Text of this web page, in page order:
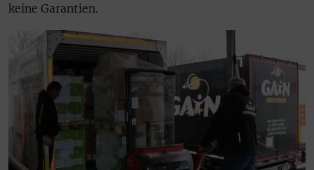
keine Garantien.